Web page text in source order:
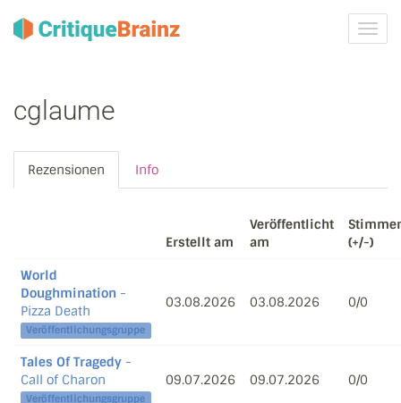
ein-/
cglaume
Rezensionen Info
Erstellt am
Veröffentlicht
am
(+/-)
World
Doughmination -
Pizza Death
Veröffentlichungsgruppe
03.08.2026 03.08.2026 0/0
Tales Of Tragedy -
Call of Charon
Veröffentlichungsgruppe
09.07.2026 09.07.2026 0/0